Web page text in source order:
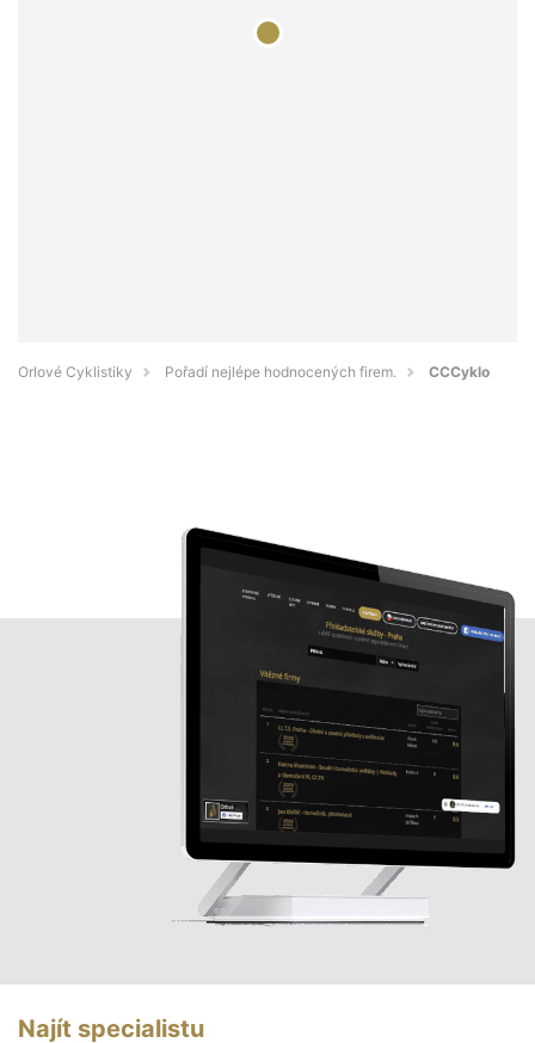
Orlové Cyklistiky Pořadí nejlépe hodnocených firem. CCCyklo
Najít specialistu